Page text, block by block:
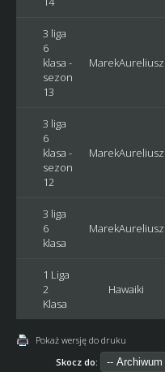
3 liga
6
klasa -
sezon
13
MarekAureliusz
3 liga
6
klasa -
sezon
12
MarekAureliusz
3 liga
6
klasa
MarekAureliusz
1 Liga
2
Klasa
Hawaiki
Pokaż wersję do druku
Skocz do: